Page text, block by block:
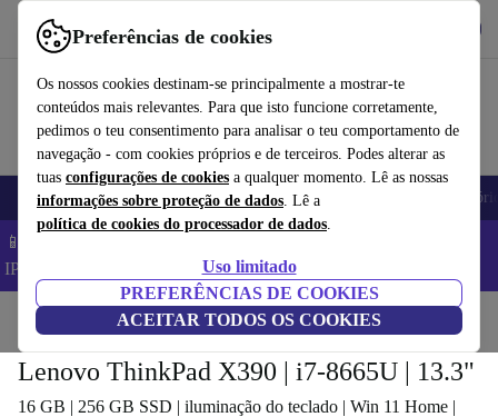
Preferências de cookies
Os nossos cookies destinam-se principalmente a mostrar-te
conteúdos mais relevantes. Para que isto funcione corretamente,
pedimos o teu consentimento para analisar o teu comportamento de
navegação - com cookies próprios e de terceiros. Podes alterar as
tuas configurações de cookies a qualquer momento. Lê as nossas
informações sobre proteção de dados. Lê a
política de cookies do processador de dados.
Uso limitado
PREFERÊNCIAS DE COOKIES
ACEITAR TODOS OS COOKIES
Use o refurbed de forma rápida e fácil
Telemóveis Computadores Portáteis Tablets
📱 Poupa 5% EXTRA em todos os iPhones – Código:
IPHONEDEAL –
Início Computadores portáteis Computadores portáteis Lenovo
Lenovo ThinkPad X390 | i7-8665U | 13.3"
16 GB | 256 GB SSD | iluminação do teclado | Win 11 Home |